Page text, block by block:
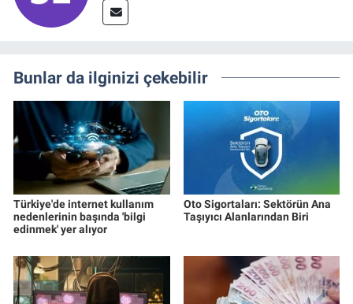
Bunlar da ilginizi çekebilir
Türkiye'de internet kullanım
nedenlerinin başında 'bilgi
edinmek' yer alıyor
Oto Sigortaları: Sektörün Ana
Taşıyıcı Alanlarından Biri